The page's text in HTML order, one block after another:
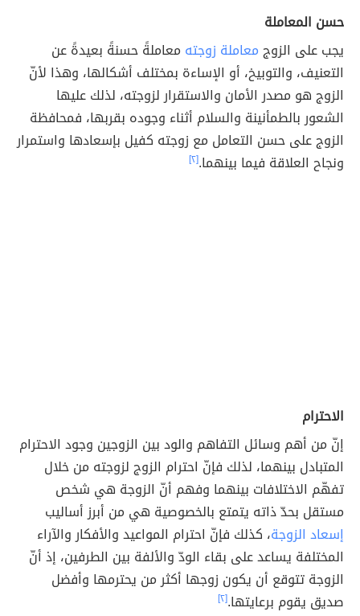
حسن المعاملة
يجب على الزوجمعاملة زوجته معاملةً حسنةً بعيدةً عن
التعنيف، والتوبيخ، أو الإساءة بمختلف أشكالها، وهذا لأنّ
الزوج هو مصدر الأمان والاستقرار لزوجته، لذلك عليها
الشعور بالطمأنينة والسلام أثناء وجوده بقربها، فمحافظة
الزوج على حسن التعامل مع زوجته كفيل بإسعادها واستمرار
ونجاح العلاقة فيما بينهما.[٢]
الاحترام
إنّ من أهم وسائل التفاهم والود بين الزوجين وجود الاحترام
المتبادل بينهما، لذلك فإنّ احترام الزوج لزوجته من خلال
تفهّم الاختلافات بينهما وفهم أنّ الزوجة هي شخص
مستقل بحدّ ذاته يتمتع بالخصوصية هي من أبرز أساليب
إسعاد الزوجة، كذلك فإنّ احترام المواعيد والأفكار والآراء
المختلفة يساعد على بقاء الودّ والألفة بين الطرفين، إذ أنّ
الزوجة تتوقع أن يكون زوجها أكثر من يحترمها وأفضل
صديق يقوم برعايتها.[٢]